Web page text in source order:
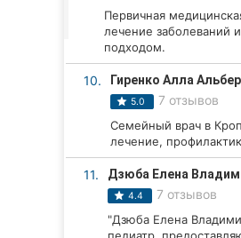
Черкассы
Первичная
лечение заболеваний
подходом.
10. Гиренко Алла
5.0 7 отзывов
Семейный врач в
лечение,
11. Дзюба Елена
4.4 7 отзывов
"Дзюба Елена